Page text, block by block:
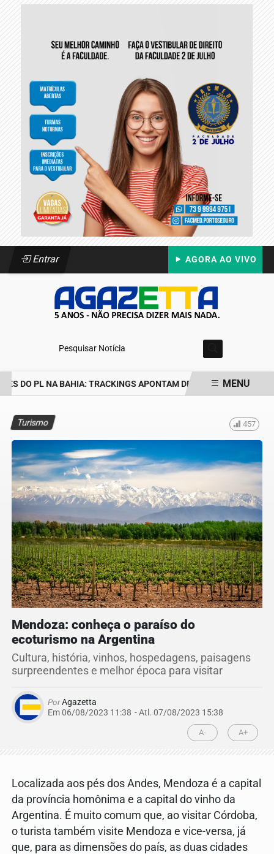
Entrar AGORA AO VIVO
Pesquisar Notícia
DO PL NA BAHIA: TRACKINGS APONTAM DRA. RAISSA SOARES E
MENU
Turismo 457
Mendoza: conheça o paraíso do
ecoturismo na Argentina
Cultura, história, vinhos, hospedagens, paisagens
surpreendentes e melhor época para visitar
PorAgazetta
Em 06/08/2023 11:38 - Atl. 07/08/2023 15:38
A- A+
Localizada aos pés dos Andes, Mendoza é a capital
da província homônima e a capital do vinho da
Argentina. É muito comum que, ao visitar Córdoba,
o turista também visite Mendoza e vice-versa, já
que, para as dimensões do país, as duas cidades